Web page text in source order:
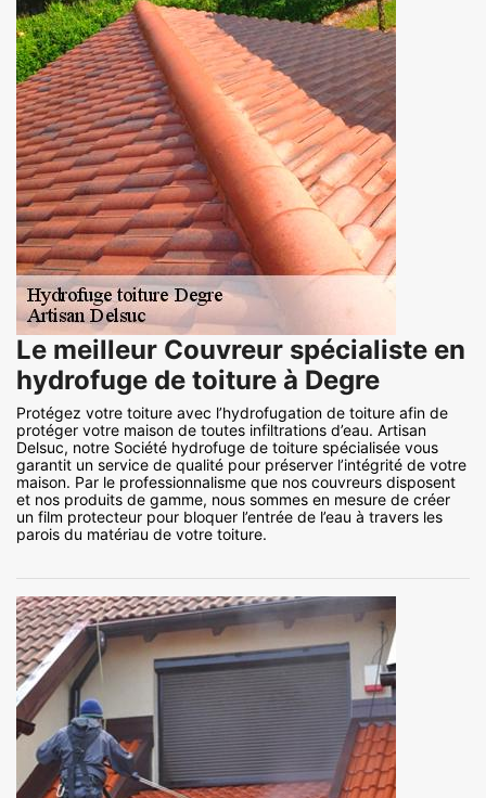
Le meilleur Couvreur spécialiste en
hydrofuge de toiture à Degre
Protégez votre toiture avec l’hydrofugation de toiture afin de
protéger votre maison de toutes infiltrations d’eau. Artisan
Delsuc, notre Société hydrofuge de toiture spécialisée vous
garantit un service de qualité pour préserver l’intégrité de votre
maison. Par le professionnalisme que nos couvreurs disposent
et nos produits de gamme, nous sommes en mesure de créer
un film protecteur pour bloquer l’entrée de l’eau à travers les
parois du matériau de votre toiture.